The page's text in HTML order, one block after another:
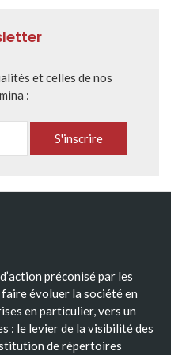
et celles de nos
:
préconisé par les
évoluer la société en
en particulier, vers un
: le levier de la visibilité des
de répertoires